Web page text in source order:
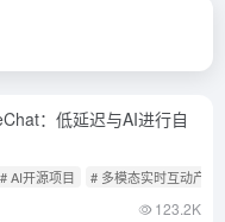
：低延迟与AI进行自
# AI开源项目 # 多模态实时互动产品
123.2K